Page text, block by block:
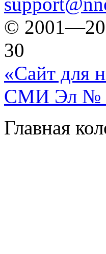
©
30
«Сайт для
СМИ Эл №
Главная